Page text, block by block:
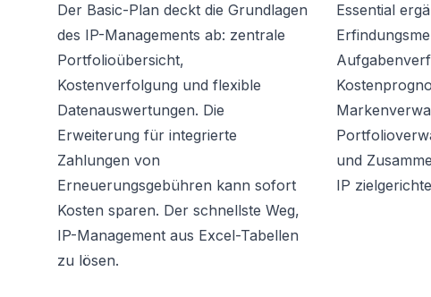
Der Basic-Plan deckt die Grundlagen
des IP-Managements ab: zentrale
Portfolioübersicht,
Kostenverfolgung und flexible
Datenauswertungen. Die
Erweiterung für integrierte
Zahlungen von
Erneuerungsgebühren kann sofort
Kosten sparen. Der schnellste Weg,
IP-Management aus Excel-Tabellen
zu lösen.
Essential
und
IP